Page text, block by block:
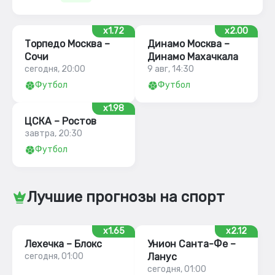
x1.72
Торпедо Москва –
Сочи
сегодня, 20:00
Футбол
x2.00
Динамо Москва –
Динамо Махачкала
9 авг, 14:30
Футбол
x1.98
ЦСКА – Ростов
завтра, 20:30
Футбол
Лучшие прогнозы на спорт
x1.65
Лехечка – Блокс
сегодня, 01:00
x2.12
Унион Санта-Фе –
Ланус
сегодня, 01:00